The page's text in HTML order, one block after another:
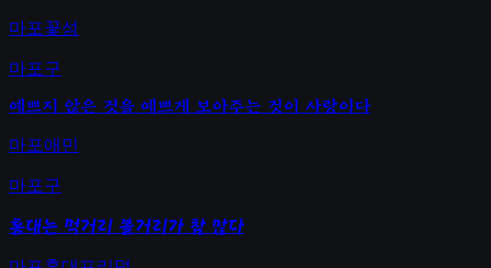
마포꽃섬
마포구
예쁘지 않은 것을 예쁘게 보아주는 것이 사랑이다
마포애민
마포구
홍대는 먹거리 볼거리가 참 많다